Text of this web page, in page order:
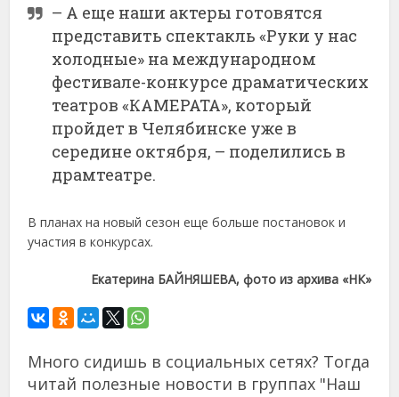
– А еще наши актеры готовятся
представить спектакль «Руки у нас
холодные» на международном
фестивале-конкурсе драматических
театров «КАМЕРАТА», который
пройдет в Челябинске уже в
середине октября, – поделились в
драмтеатре.
В планах на новый сезон еще больше постановок и
участия в конкурсах.
Екатерина БАЙНЯШЕВА, фото из архива «НК»
Много сидишь в социальных сетях? Тогда
читай полезные новости в группах "Наш